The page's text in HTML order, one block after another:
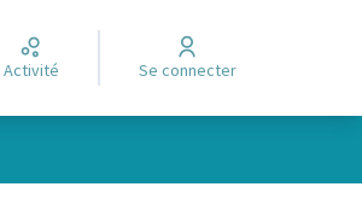
Activité Se connecter